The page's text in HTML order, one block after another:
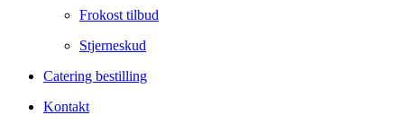
Frokost tilbud
Stjerneskud
Catering bestilling
Kontakt